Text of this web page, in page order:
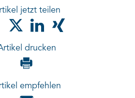
jetzt teilen
drucken
empfehlen